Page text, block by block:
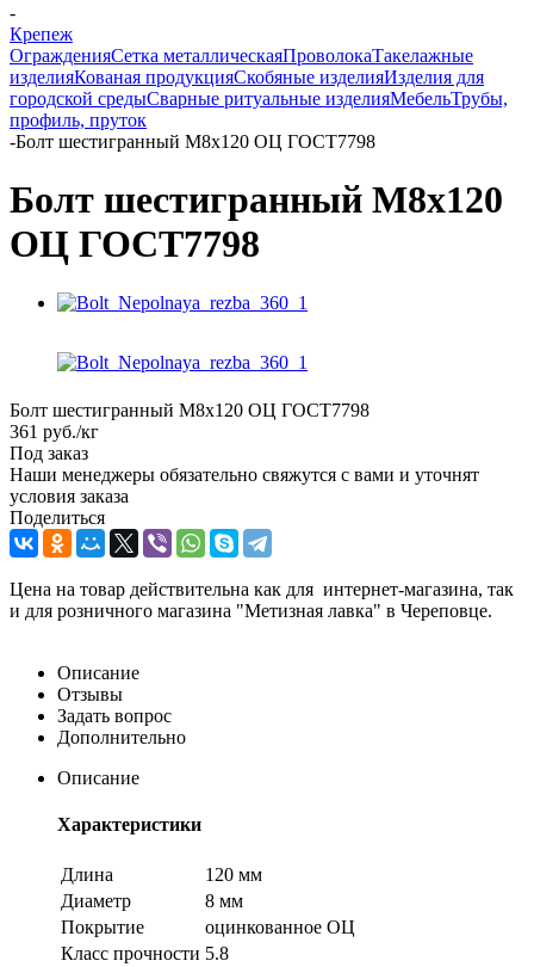
-
Крепеж
ОгражденияСетка металлическаяПроволокаТакелажные
изделияКованая продукцияСкобяные изделияИзделия для
городской средыСварные ритуальные изделияМебельТрубы,
профиль, пруток
-Болт шестигранный М8х120 ОЦ ГОСТ7798
Болт шестигранный М8х120
ОЦ ГОСТ7798
Болт шестигранный М8х120 ОЦ ГОСТ7798
361 руб./кг
Под заказ
Наши менеджеры обязательно свяжутся с вами и уточнят
условия заказа
Поделиться
Цена на товар действительна как для интернет-магазина, так
и для розничного магазина "Метизная лавка" в Череповце.
Описание
Отзывы
Задать вопрос
Дополнительно
Описание
Характеристики
Длина
120 мм
Диаметр
8 мм
Покрытие
оцинкованное ОЦ
Класс прочности 5.8